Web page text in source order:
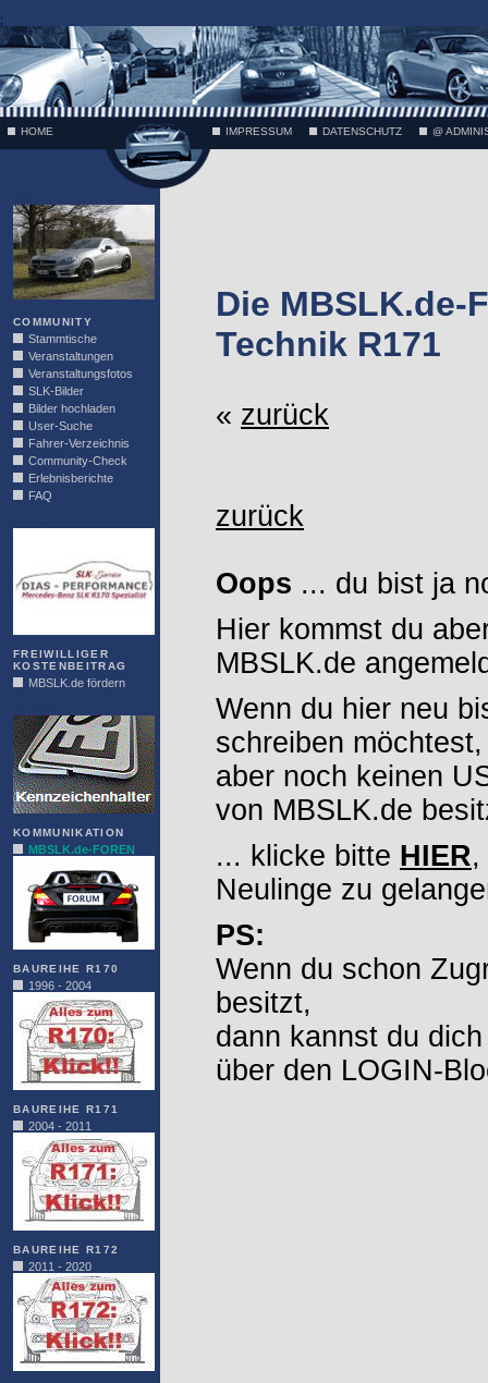
;
HOME IMPRESSUM DATENSCHUTZ @
COMMUNITY
Stammtische
Veranstaltungen
Veranstaltungsfotos
SLK-Bilder
Bilder hochladen
User-Suche
Fahrer-Verzeichnis
Community-Check
Erlebnisberichte
FAQ
FREIWILLIGER
KOSTENBEITRAG
MBSLK.de fördern
KOMMUNIKATION
MBSLK.de-FOREN
BAUREIHE R170
1996 - 2004
BAUREIHE R171
2004 - 2011
BAUREIHE R172
2011 - 2020
Die MBSLK.de-
Technik R171
« zurück
zurück
Oops ... du bist ja
Hier kommst du
MBSLK.de
Wenn du hier neu
schreiben möchtest,
aber noch keinen
von MBSLK.de
... klicke bitte HIER,
Neulinge zu
PS:
Wenn du schon
besitzt,
dann kannst du
über den LOGIN-